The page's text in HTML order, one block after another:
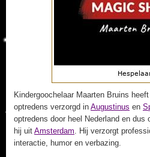
Kindergoochelaar Maarten Bruins
optredens verzorgd in Augustinus en
optredens door heel Nederland en dus
hij uit Amsterdam. Hij verzorgt
interactie, humor en verbazing.